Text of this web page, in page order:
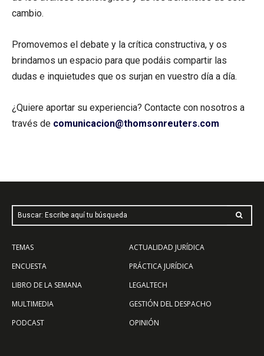
cambio.
Promovemos el debate y la crítica constructiva, y os
brindamos un espacio para que podáis compartir las
dudas e inquietudes que os surjan en vuestro día a día.
¿Quiere aportar su experiencia? Contacte con nosotros a
través de comunicacion@thomsonreuters.com
Buscar: Escribe aquí tu búsqueda
TEMAS
ENCUESTA
LIBRO DE LA SEMANA
MULTIMEDIA
PODCAST
ACTUALIDAD JURÍDICA
PRÁCTICA JURÍDICA
LEGALTECH
GESTIÓN DEL DESPACHO
OPINIÓN